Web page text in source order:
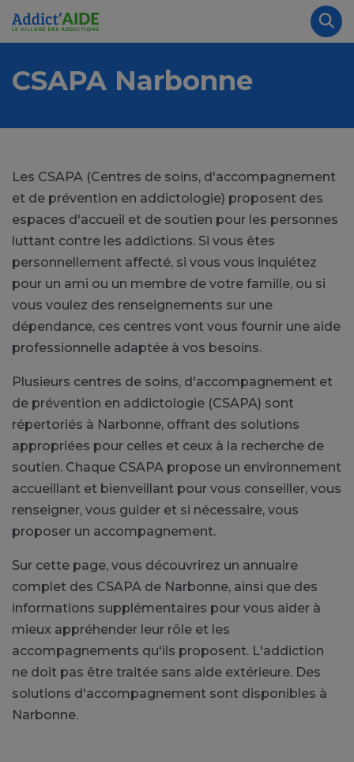
Aller au contenu principal
CSAPA Narbonne
Les CSAPA (Centres de soins, d'accompagnement
et de prévention en addictologie) proposent des
espaces d'accueil et de soutien pour les personnes
luttant contre les addictions. Si vous êtes
personnellement affecté, si vous vous inquiétez
pour un ami ou un membre de votre famille, ou si
vous voulez des renseignements sur une
dépendance, ces centres vont vous fournir une aide
professionnelle adaptée à vos besoins.
Plusieurs centres de soins, d'accompagnement et
de prévention en addictologie (CSAPA) sont
répertoriés à Narbonne, offrant des solutions
appropriées pour celles et ceux à la recherche de
soutien. Chaque CSAPA propose un environnement
accueillant et bienveillant pour vous conseiller, vous
renseigner, vous guider et si nécessaire, vous
proposer un accompagnement.
Sur cette page, vous découvrirez un annuaire
complet des CSAPA de Narbonne, ainsi que des
informations supplémentaires pour vous aider à
mieux appréhender leur rôle et les
accompagnements qu'ils proposent. L'addiction
ne doit pas être traitée sans aide extérieure. Des
solutions d'accompagnement sont disponibles à
Narbonne.
Panneau de gestion des cookies